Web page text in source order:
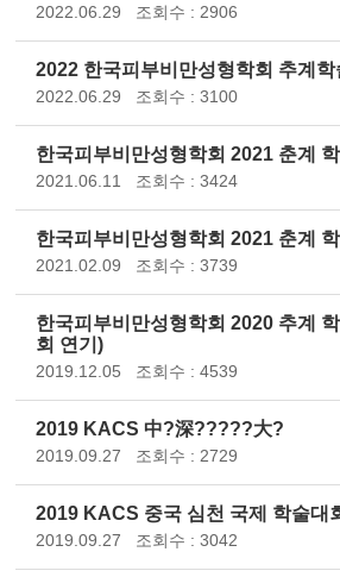
2022.06.29 조회수 : 2906
2022 한국피부비만성형학회 추계학
2022.06.29 조회수 : 3100
한국피부비만성형학회 2021 춘계
2021.06.11 조회수 : 3424
한국피부비만성형학회 2021 춘계
2021.02.09 조회수 : 3739
한국피부비만성형학회 2020 추계
회 연기)
2019.12.05 조회수 : 4539
2019 KACS 中?深?????大?
2019.09.27 조회수 : 2729
2019 KACS 중국 심천 국제 학술대
2019.09.27 조회수 : 3042